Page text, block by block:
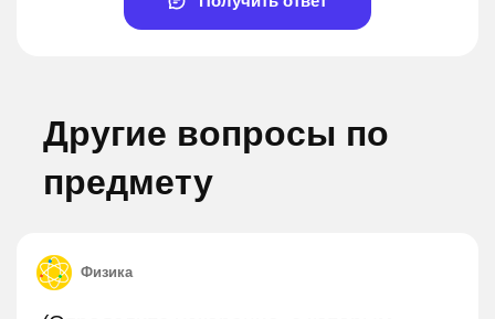
Другие вопросы по
предмету
Физика